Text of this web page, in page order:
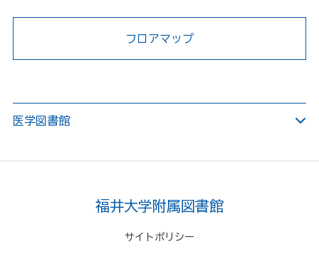
フロアマップ
医学図書館
福井大学附属図書館
サイトポリシー